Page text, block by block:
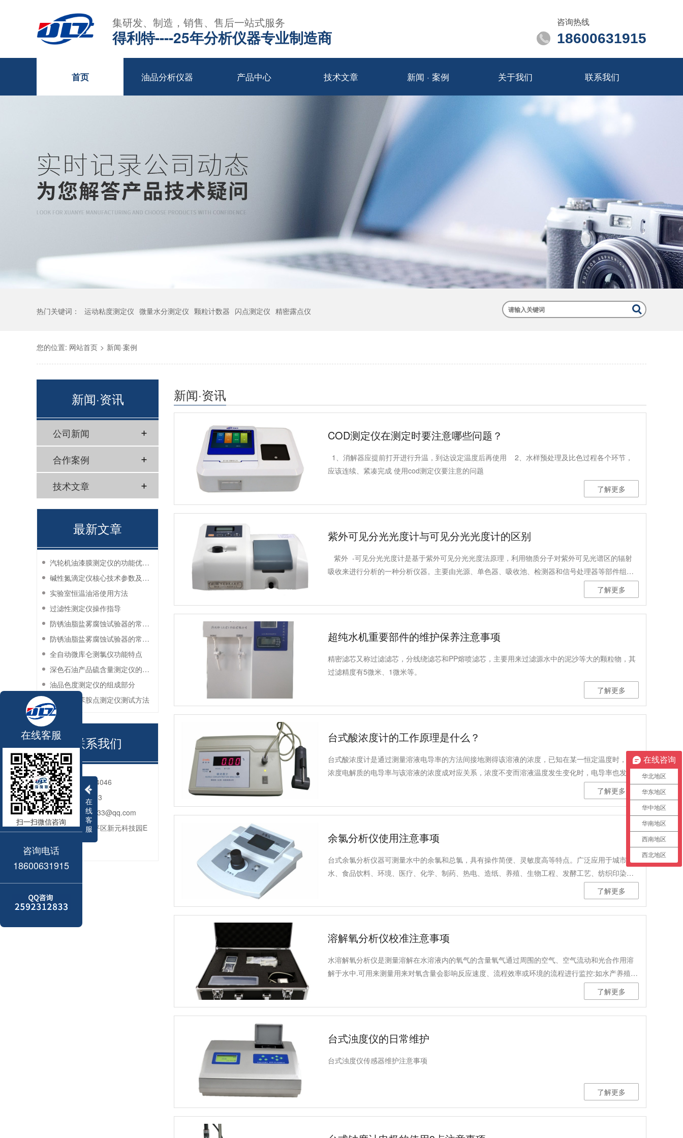
集研发、制造，销售、售后一站式服务
得利特----25年分析仪器专业制造商
咨询热线
18600631915
首页 油品分析仪器 产品中心 技术文章 新闻 · 案例 关于我们 联系我们
热门关键词： 运动粘度测定仪 微量水分测定仪 颗粒计数器 闪点测定仪 精密露点仪
您的位置: 网站首页 > 新闻·案例
新闻·资讯
COD测定仪在测定时要注意哪些问题？
1、消解器应提前打开进行升温，到达设定温度后再使用 2、水样预处理及比色过程各个环节，
应该连续、紧凑完成 使用cod测定仪要注意的问题
了解更多
紫外可见分光光度计与可见分光光度计的区别
紫外 -可见分光光度计是基于紫外可见分光光度法原理，利用物质分子对紫外可见光谱区的辐射
吸收来进行分析的一种分析仪器。主要由光源、单色器、吸收池、检测器和信号处理器等部件组
成。光源的功能是提供足够强度的、稳定的连续光谱。紫外光区通常用氢灯或氘灯.见光区通常用钨
了解更多
超纯水机重要部件的维护保养注意事项
精密滤芯又称过滤滤芯，分线绕滤芯和PP熔喷滤芯，主要用来过滤源水中的泥沙等大的颗粒物，其
过滤精度有5微米、1微米等。
了解更多
台式酸浓度计的工作原理是什么？
台式酸浓度计是通过测量溶液电导率的方法间接地测得该溶液的浓度，已知在某一恒定温度时，低
浓度电解质的电导率与该溶液的浓度成对应关系，浓度不变而溶液温度发生变化时，电导率也发生
了解更多
余氯分析仪使用注意事项
台式余氯分析仪器可测量水中的余氯和总氯，具有操作简便、灵敏度高等特点。广泛应用于城市供
水、食品饮料、环境、医疗、化学、制药、热电、造纸、养殖、生物工程、发酵工艺、纺织印染、
了解更多
溶解氧分析仪校准注意事项
水溶解氧分析仪是测量溶解在水溶液内的氧气的含量氧气通过周围的空气、空气流动和光合作用溶
解于水中.可用来测量用来对氧含量会影响反应速度、流程效率或环境的流程进行监控:如水产养殖、
了解更多
台式浊度仪的日常维护
台式浊度仪传感器维护注意事项
了解更多
新闻·资讯
公司新闻
合作案例
技术文章
最新文章
汽轮机油漆膜测定仪的功能优势有哪些？
碱性氮滴定仪核心技术参数及应用说明
实验室恒温油浴使用方法
过滤性测定仪操作指导
防锈油脂盐雾腐蚀试验器的常见故障与解决方法
防锈油脂盐雾腐蚀试验器的常见故障与解决方法
全自动微库仑测氯仪功能特点
深色石油产品硫含量测定仪的工作环境要求
油品色度测定仪的组成部分
石油产品苯胺点测定仪测试方法
联系我们
电话：010-80764046
QQ：2592312833
邮箱：2592312833@qq.com
地址：北京市昌平区新元科技园E
在
线
客
服
在线客服
扫一扫微信咨询
咨询电话
18600631915
在线咨询
华北地区
华东地区
华中地区
华南地区
西南地区
西北地区